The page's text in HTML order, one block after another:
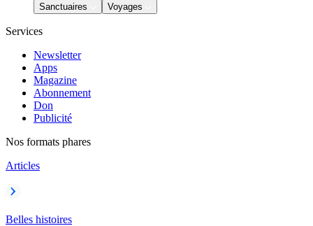
Sanctuaires
Voyages
Services
Newsletter
Apps
Magazine
Abonnement
Don
Publicité
Nos formats phares
Articles
Belles histoires